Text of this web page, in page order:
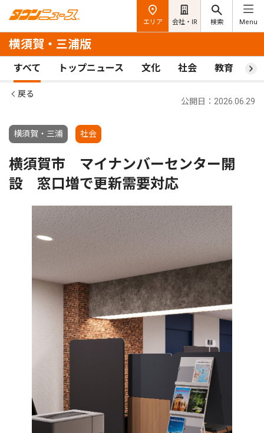
エリア 会社・IR 検索 Menu
横須賀・三浦版
すべて トップニュース 文化 社会 教育 ス
戻る
横須賀・三浦 社会
公開日：2026.06.29
横須賀市 マイナンバーセンター開
設 窓口増で更新需要対応